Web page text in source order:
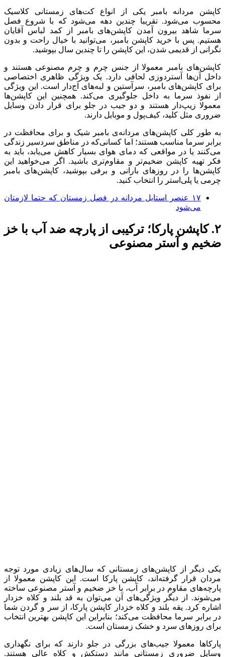
کاپشن مردانه بامبر یکی از انواع کت‌های زمستانی کلاسیک
محسوب می‌شود. تقریبا چندین دهه می‌شود که با شروع فصل
سرما شاهد بیرون آمدن کاپشن‌های بامبر از کمد لباس آقایان
هستیم. پس با خرید کاپشن بامبر، می‌توانید با خیال راحت و بدون
نگرانی از قدیمی شدن، این کاپشن را تا چندین سال بپوشید.
کاپشن‌های بامبر معمولا از جنس چرم و چرم مصنوعی هستند و
داخل آن‌ها آستردوزی لحافی دارد. یک ویژگی ظاهری اختصاصی
برای کاپشن‌های بامبر، سرآستین و لبه‌های آج‌دار است. این ویژگی
از نفوذ سرما به داخل جلوگیری می‌کند. همچنین این کاپشن‌ها
معمولا زیپ‌دار هستند و دو جیب در جلو برای قرار دادن وسایل
ضروری مثل کلید، کیف‌پول و موبایل دارند.
به‌ طور کلی کاپشن‌های مردانه‌ی بامبر شیک و برای محافظت در
برابر سرما مناسب هستند؛ اما کسانی‌که در مناطق سردسیر زندگی
می‌کنند یا در مواقعی که دمای هوای بسیار کاهش می‌یابد، باید به
فکر تهیه کاپشن ضخیم‌تر و مقاوم‌تری باشید. اگر می‌خواهید این
کاپشن‌ها را در روزهای بارانی و برفی بپوشید، کاپشن‌های بامبر
چرمی یا پلی‌استر را انتخاب کنید.
۱۷ عنصر استایل مردانه در فصل زمستان که حتما لازمتان
می‌شود
۲. کاپشن پارکا؛ ترکیبی از پارچه ضد آب با خز
ضخیم و آستر مصنوعی
یکی دیگر از کاپشن‌های زمستانی که سال‌های زیادی مورد توجه
مردان قرار گرفته‌اند، کاپشن پارکا است. این کاپشن معمولا از
پارچه‌های مقاوم در برابر آب، با خز ضخیم و آستر مصنوعی ساخته
می‌شوند. از دیگر ویژگی‌های آن می‌توان به قد بلند و کلاه خزدار
اشاره کرد. یقه بلند و کلاه خزدار کاپشن پارکا، از سر و گردن شما
در برابر سرما محافظت می‌کند؛ بنابراین این کاپشن بهترین انتخاب
برای روزهای سرد و خشک زمستان است.
پارکاها معمولا جیب‌های بزرگی در جلو دارند که برای نگهداری
وسایل ضروری زمستانی مانند دستکش و کلاه عالی هستند.